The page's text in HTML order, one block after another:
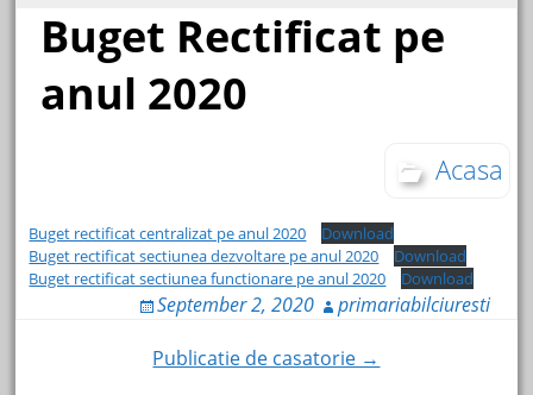
Buget Rectificat pe
anul 2020
Acasa
Buget rectificat centralizat pe anul 2020
Download
Buget rectificat sectiunea dezvoltare pe anul 2020
Download
Buget rectificat sectiunea functionare pe anul 2020
Download
September 2, 2020 primariabilciuresti
Publicatie de casatorie →